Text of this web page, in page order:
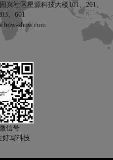
兴社区星源科技大楼101、201、
、601
show.com
信号
好写科技